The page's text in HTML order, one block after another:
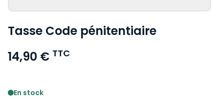
Tasse Code pénitentiaire
14,90 € TTC
En stock